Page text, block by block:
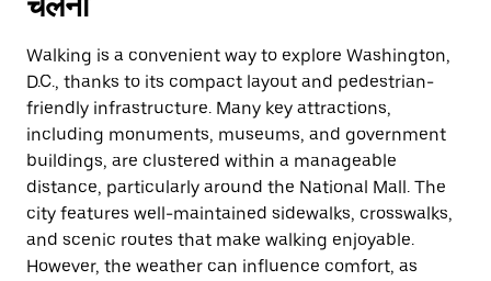
Walking is a convenient way to explore Washington,
D.C., thanks to its compact layout and pedestrian-
friendly infrastructure. Many key attractions,
including monuments, museums, and government
buildings, are clustered within a manageable
distance, particularly around the National Mall. The
city features well-maintained sidewalks, crosswalks,
and scenic routes that make walking enjoyable.
However, the weather can influence comfort, as